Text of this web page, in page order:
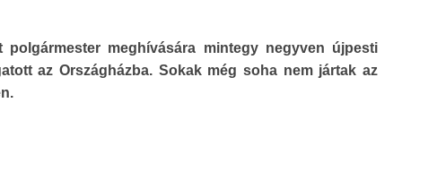
polgármester meghívására mintegy negyven újpesti
az Országházba. Sokak még soha nem jártak az